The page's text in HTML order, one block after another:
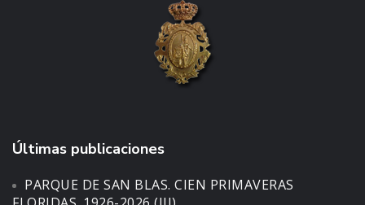
Últimas publicaciones
PARQUE DE SAN BLAS. CIEN PRIMAVERAS